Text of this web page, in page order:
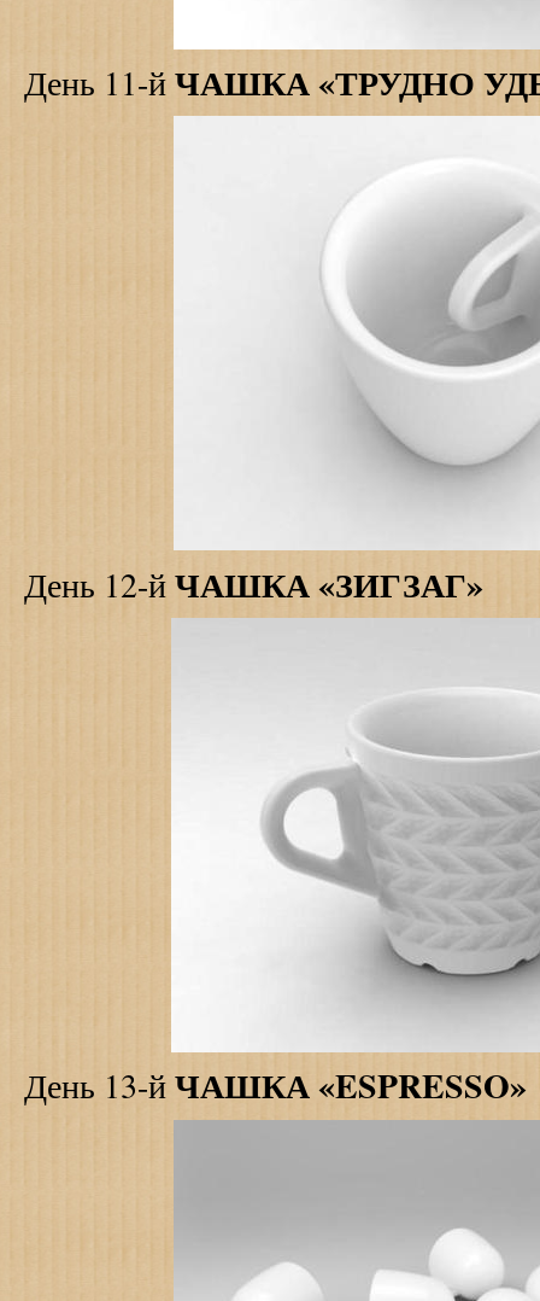
День 11-йЧАШКА «ТРУДНО
День 12-йЧАШКА «ЗИГЗАГ»
День 13-йЧАШКА «ESPRESSO»